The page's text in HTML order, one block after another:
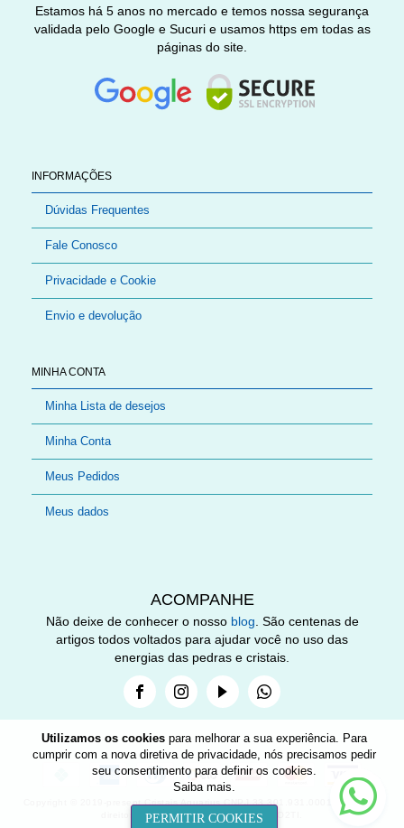
Utilizamos os cookies para melhorar a sua experiência. Para
cumprir com a nova diretiva de privacidade, nós precisamos pedir
seu consentimento para definir os cookies.
Saiba mais.
PERMITIR COOKIES
INFORMAÇÕES
Dúvidas Frequentes
Fale Conosco
Privacidade e Cookie
Envio e devolução
MINHA CONTA
Minha Lista de desejos
Minha Conta
Meus Pedidos
Meus dados
Estamos há 5 anos no mercado e temos nossa segurança
validada pelo Google e Sucuri e usamos https em todas as
páginas do site.
ACOMPANHE
Não deixe de conhecer o nosso blog. São centenas de
artigos todos voltados para ajudar você no uso das
energias das pedras e cristais.
FacebookInstagramYoutubeWhatsapp
Copyright © 2019-present Cristais Aquarius CNPJ 33.301.931.0001-89. Todos
direitos reservados. Desenvolvido por O2TI.